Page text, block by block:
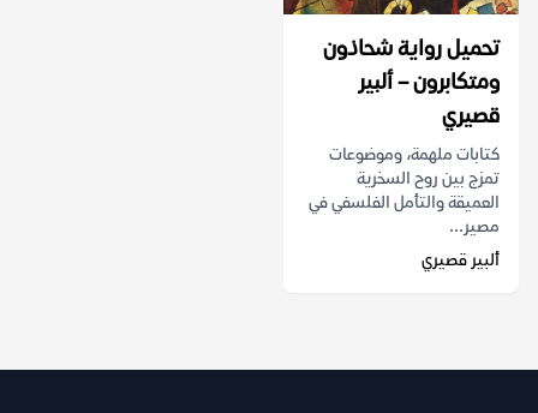
تحميل رواية شحاذون
ومتكابرون – ألبير
قصيري
كتابات ملهمة، وموضوعات
تمزج بين روح السخرية
العميقة والتأمل الفلسفي في
مصير...
ألبير قصيري